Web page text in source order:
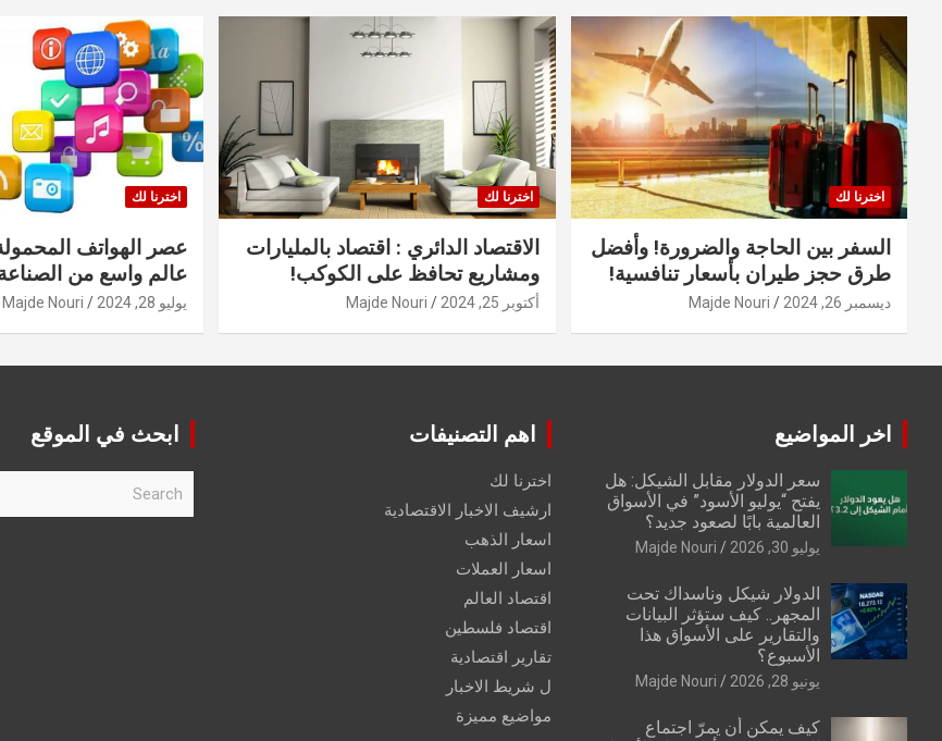
اخترنا لك
السفر بين الحاجة والضرورة! وأفضل
طرق حجز طيران بأسعار تنافسية!
ديسمبر 26, 2024 Majde Nouri
اخترنا لك
الاقتصاد الدائري : اقتصاد بالمليارات
ومشاريع تحافظ على الكوكب!
أكتوبر 25, 2024 Majde Nouri
اخترنا لك
عصر الهواتف
عالم واسع من الصناعة
يوليو 28, 2024 Majde Nouri
اخر المواضيع
سعر الدولار مقابل الشيكل: هل
يفتح “يوليو الأسود” في الأسواق
العالمية بابًا لصعود جديد؟
يوليو 30, 2026 Majde Nouri
الدولار شيكل وناسداك تحت
المجهر.. كيف ستؤثر البيانات
والتقارير على الأسواق هذا
الأسبوع؟
يونيو 28, 2026 Majde Nouri
كيف يمكن أن يمرّ اجتماع
اهم التصنيفات
اخترنا لك
ارشيف الاخبار الاقتصادية
اسعار الذهب
اسعار العملات
اقتصاد العالم
اقتصاد فلسطين
تقارير اقتصادية
ل شريط الاخبار
مواضيع مميزة
ابحث في الموقع